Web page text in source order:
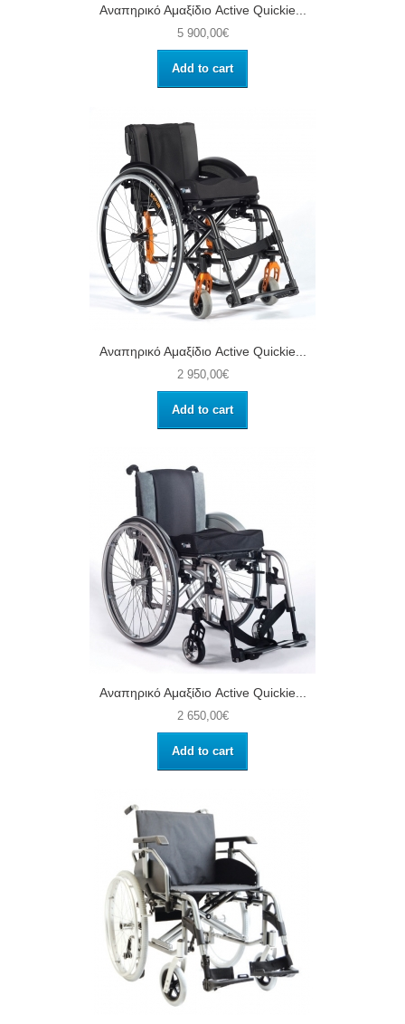
Αναπηρικό Αμαξίδιο Active Quickie...
5 900,00€
Add to cart
Αναπηρικό Αμαξίδιο Active Quickie...
2 950,00€
Add to cart
Αναπηρικό Αμαξίδιο Active Quickie...
2 650,00€
Add to cart